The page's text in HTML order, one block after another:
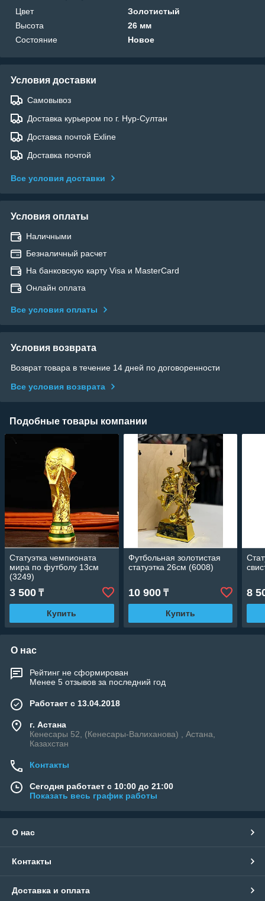
Цвет
Золотистый
Высота
26 мм
Состояние
Новое
Условия доставки
Самовывоз
Доставка курьером по г. Нур-Султан
Доставка почтой Exline
Доставка почтой
Все условия доставки
Условия оплаты
Наличными
Безналичный расчет
На банковскую карту Visa и MasterCard
Онлайн оплата
Все условия оплаты
Условия возврата
Возврат товара в течение 14 дней по договоренности
Все условия возврата
Подобные товары компании
Статуэтка чемпионата
мира по футболу 13см
(3249)
3 500 ₸
Купить
Футбольная золотистая
статуэтка 26см (6008)
10 900₸
Купить
8
О нас
Рейтинг не сформирован
Менее 5 отзывов за последний год
Работает с 13.04.2018
г. Астана
Кенесары 52, (Кенесары-Валиханова) , Астана,
Казахстан
Контакты
Сегодня работает с 10:00 до 21:00
Показать весь график работы
О нас
Контакты
Доставка и оплата